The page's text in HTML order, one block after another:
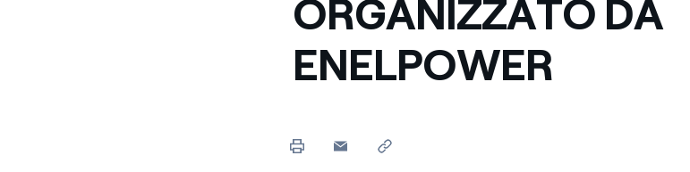
Il canale dove segnalare violazioni delle nostre policy
Nord
ORGANIZZATO DA
ENELPOWER